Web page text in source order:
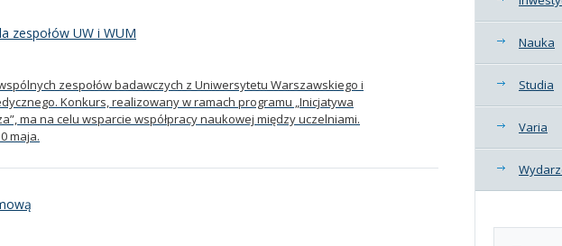
zespołów UW i WUM
zespołów badawczych z Uniwersytetu Warszawskiego i
Konkurs, realizowany w ramach programu „Inicjatywa
ma na celu wsparcie współpracy naukowej między uczelniami.
maja.
Nauka
Studia
Varia